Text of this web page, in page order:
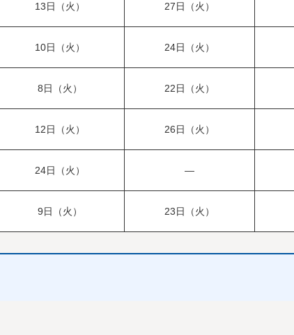
13日（火） 27日（火）
10日（火） 24日（火）
8日（火） 22日（火）
12日（火） 26日（火）
24日（火） —
9日（火） 23日（火）